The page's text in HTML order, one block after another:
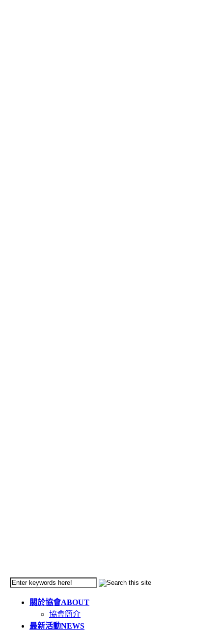
關於協會ABOUT
協會簡介
最新活動NEWS